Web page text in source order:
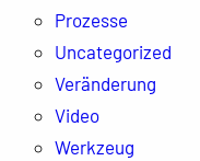
Prozesse
Uncategorized
Veränderung
Video
Werkzeug